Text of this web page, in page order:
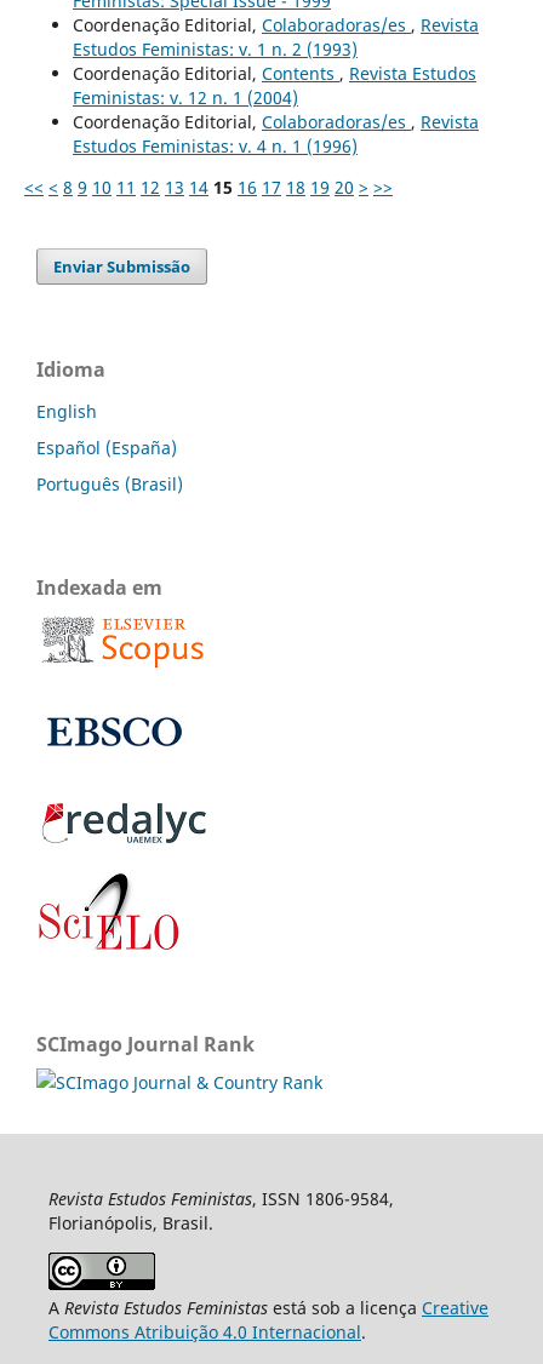
Coordenação Editorial, Colaboradoras/es , Revista
Estudos Feministas: v. 1 n. 2 (1993)
Coordenação Editorial, Contents , Revista Estudos
Feministas: v. 12 n. 1 (2004)
Coordenação Editorial, Colaboradoras/es , Revista
Estudos Feministas: v. 4 n. 1 (1996)
<< < 8 9 10 11 12 13 14 15 16 17 18 19 20 > >>
Enviar Submissão
Idioma
English
Español (España)
Português (Brasil)
Indexada em
SCImago Journal Rank
Revista Estudos Feministas, ISSN 1806-9584,
Florianópolis, Brasil.
A Revista Estudos Feministasestá sob a licença Creative
Commons Atribuição 4.0 Internacional.